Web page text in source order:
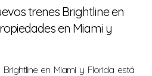
trenes Brightline en
en Miami y
en Miami y Florida está